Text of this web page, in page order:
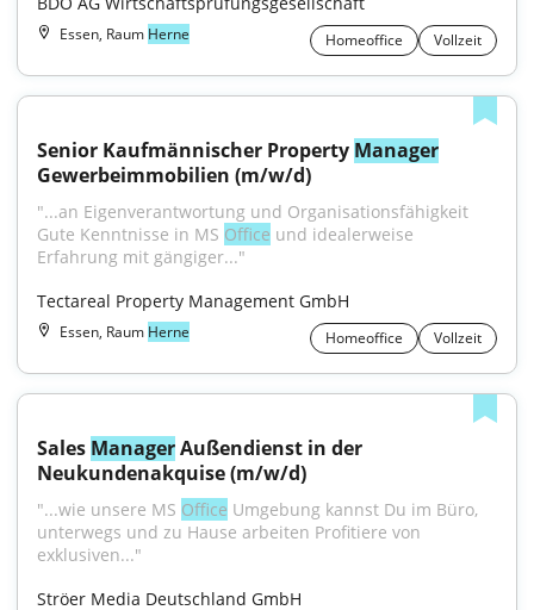
Essen, Raum Herne Homeoffice Vollzeit
Senior Kaufmännischer Property Manager
Gewerbeimmobilien (m/w/d)
"...an Eigenverantwortung und Organisationsfähigkeit
Gute Kenntnisse in MS Office und idealerweise
Erfahrung mit gängiger..."
Tectareal Property Management GmbH
Essen, Raum Herne Homeoffice Vollzeit
Sales Manager Außendienst in der
Neukundenakquise (m/w/d)
"...wie unsere MS Office Umgebung kannst Du im Büro,
unterwegs und zu Hause arbeiten Profitiere von
exklusiven..."
Ströer Media Deutschland GmbH